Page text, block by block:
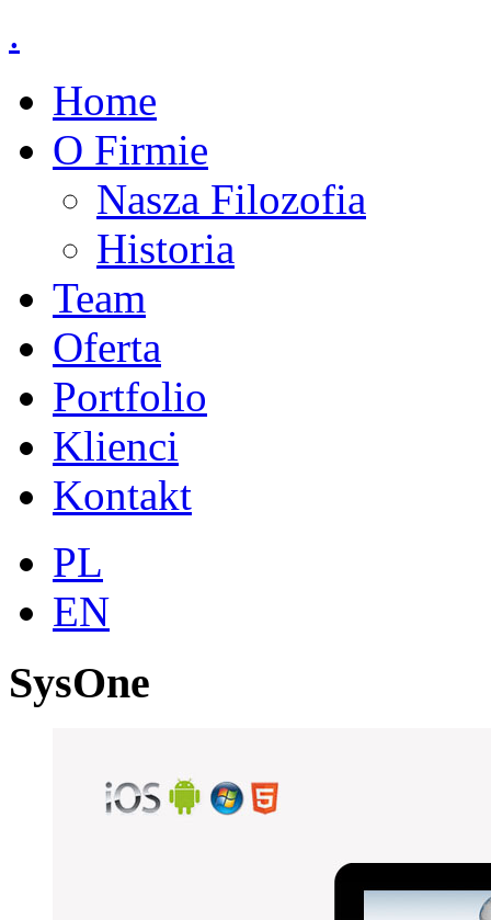
.
Home
O Firmie
Nasza Filozofia
Historia
Team
Oferta
Portfolio
Klienci
Kontakt
PL
EN
SysOne